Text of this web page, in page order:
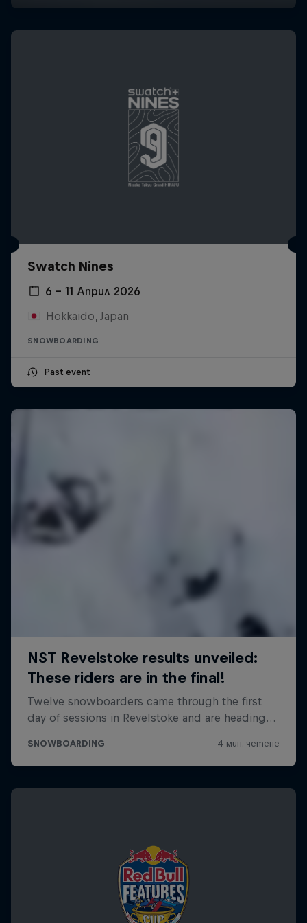
Swatch Nines
6 – 11 Април 2026
Hokkaido, Japan
SNOWBOARDING
Past event